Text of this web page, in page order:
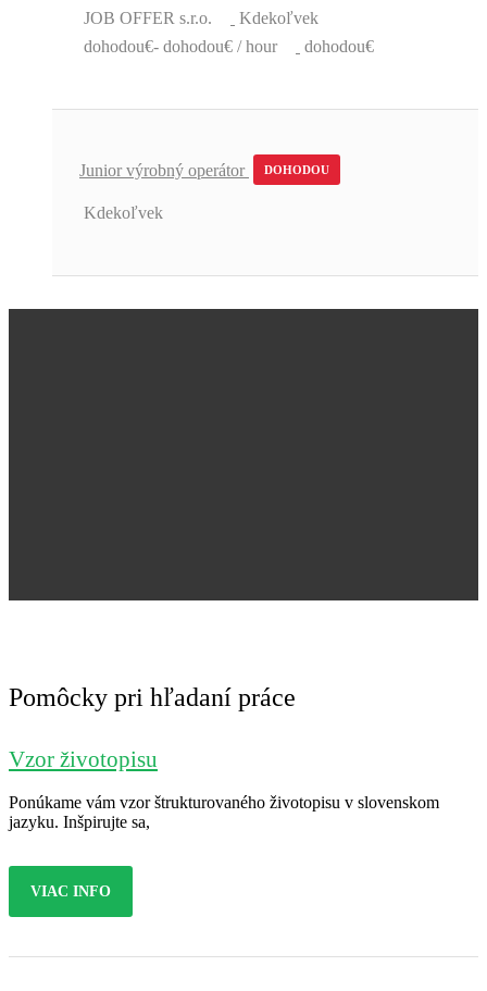
JOB OFFER s.r.o.
Kdekoľvek
dohodou€- dohodou€ / hour
dohodou€
Junior výrobný operátor DOHODOU
Kdekoľvek
Pomôcky pri hľadaní práce
Vzor životopisu
Ponúkame vám vzor štrukturovaného životopisu v slovenskom
jazyku. Inšpirujte sa,
VIAC INFO